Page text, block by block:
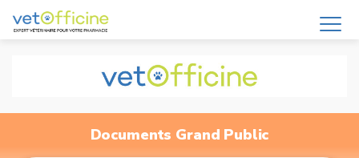
Documents Grand Public